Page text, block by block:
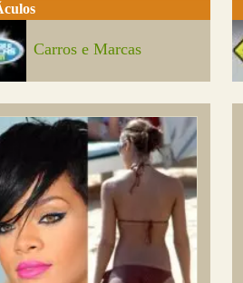
Carros e Marcas